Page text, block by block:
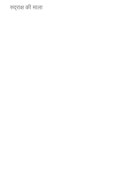
रुद्राक्ष की माला